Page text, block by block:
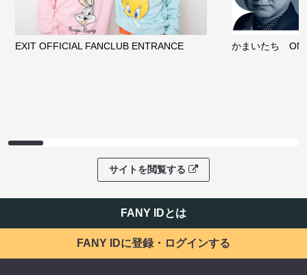
EXIT OFFICIAL FANCLUB ENTRANCE かまいたち
サイトを閲覧する
FANY IDとは
FANY IDに登録・ログインする